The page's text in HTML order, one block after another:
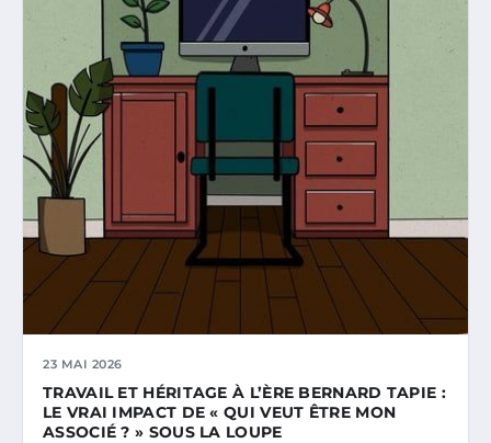
23 MAI 2026
TRAVAIL ET HÉRITAGE À L’ÈRE BERNARD TAPIE :
LE VRAI IMPACT DE « QUI VEUT ÊTRE MON
ASSOCIÉ ? » SOUS LA LOUPE